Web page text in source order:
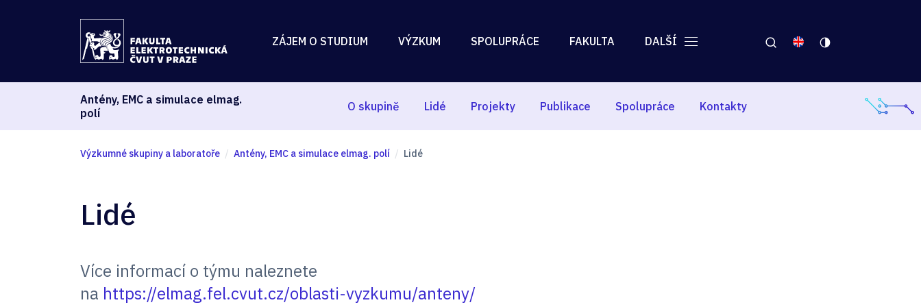
ZÁJEM O STUDIUM VÝZKUM SPOLUPRÁCE FAKULTA DALŠÍ
Antény, EMC a simulace elmag.
polí
O skupině Lidé Projekty Publikace Spolupráce Kontakty
Výzkumné skupiny a laboratoře Antény, EMC a simulace elmag. polí Lidé
Lidé
Více informací o týmu naleznete
na https://elmag.fel.cvut.cz/oblasti-vyzkumu/anteny/